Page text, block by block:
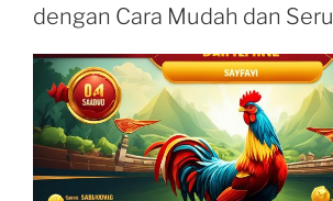
dengan Cara Mudah dan Seru